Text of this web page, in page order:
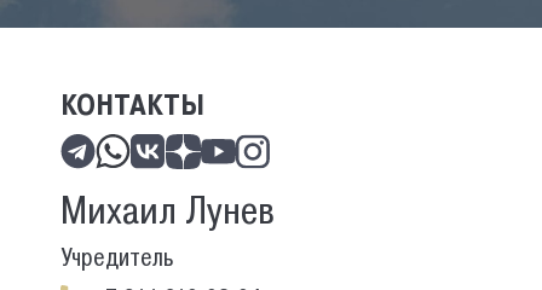
КОНТАКТЫ
Михаил Лунев
Учредитель